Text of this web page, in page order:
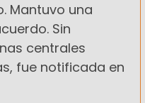
Mantuvo una
Sin
centrales
fue notificada en